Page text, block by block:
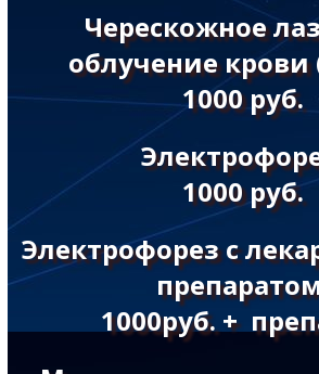
Черескожное
облучение
1000 руб.
1000 руб.
Электрофорез с
1000руб. +